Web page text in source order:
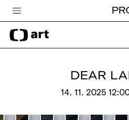
Česká televize
Zpravodajství
DEAR
14. 11. 2025